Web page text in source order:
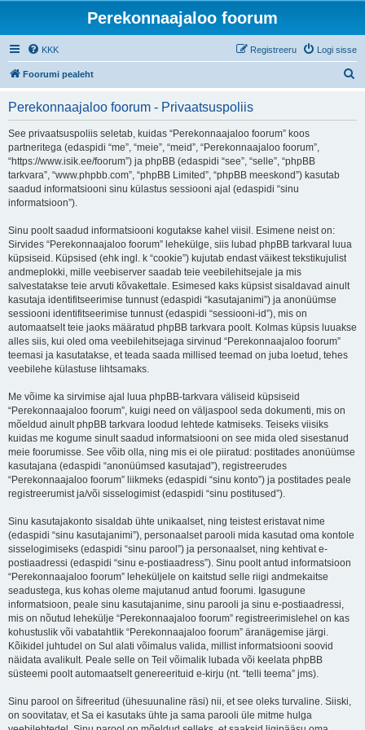
Perekonnaajaloo foorum
KKK Logi sisse
Registreeru
Foorumi pealeht
Perekonnaajaloo foorum - Privaatsuspoliis
See privaatsuspoliis seletab, kuidas “Perekonnaajaloo foorum” koos
partneritega (edaspidi “me”, “meie”, “meid”, “Perekonnaajaloo foorum”,
“https://www.isik.ee/foorum”) ja phpBB (edaspidi “see”, “selle”, “phpBB
tarkvara”, “www.phpbb.com”, “phpBB Limited”, “phpBB meeskond”) kasutab
saadud informatsiooni sinu külastus sessiooni ajal (edaspidi “sinu
informatsioon”).
Sinu poolt saadud informatsiooni kogutakse kahel viisil. Esimene neist on:
Sirvides “Perekonnaajaloo foorum” lehekülge, siis lubad phpBB tarkvaral luua
küpsiseid. Küpsised (ehk ingl. k “cookie”) kujutab endast väikest tekstikujulist
andmeplokki, mille veebiserver saadab teie veebilehitsejale ja mis
salvestatakse teie arvuti kõvakettale. Esimesed kaks küpsist sisaldavad ainult
kasutaja identifitseerimise tunnust (edaspidi “kasutajanimi”) ja anonüümse
sessiooni identifitseerimise tunnust (edaspidi “sessiooni-id”), mis on
automaatselt teie jaoks määratud phpBB tarkvara poolt. Kolmas küpsis luuakse
alles siis, kui oled oma veebilehitsejaga sirvinud “Perekonnaajaloo foorum”
teemasi ja kasutatakse, et teada saada millised teemad on juba loetud, tehes
veebilehe külastuse lihtsamaks.
Me võime ka sirvimise ajal luua phpBB-tarkvara väliseid küpsiseid
“Perekonnaajaloo foorum”, kuigi need on väljaspool seda dokumenti, mis on
mõeldud ainult phpBB tarkvara loodud lehtede katmiseks. Teiseks viisiks
kuidas me kogume sinult saadud informatsiooni on see mida oled sisestanud
meie foorumisse. See võib olla, ning mis ei ole piiratud: postitades anonüümse
kasutajana (edaspidi “anonüümsed kasutajad”), registreerudes
“Perekonnaajaloo foorum” liikmeks (edaspidi “sinu konto”) ja postitades peale
registreerumist ja/või sisselogimist (edaspidi “sinu postitused”).
Sinu kasutajakonto sisaldab ühte unikaalset, ning teistest eristavat nime
(edaspidi “sinu kasutajanimi”), personaalset parooli mida kasutad oma kontole
sisselogimiseks (edaspidi “sinu parool”) ja personaalset, ning kehtivat e-
postiaadressi (edaspidi “sinu e-postiaadress”). Sinu poolt antud informatsioon
“Perekonnaajaloo foorum” leheküljele on kaitstud selle riigi andmekaitse
seadustega, kus kohas oleme majutanud antud foorumi. Igasugune
informatsioon, peale sinu kasutajanime, sinu parooli ja sinu e-postiaadressi,
mis on nõutud lehekülje “Perekonnaajaloo foorum” registreerimislehel on kas
kohustuslik või vabatahtlik “Perekonnaajaloo foorum” äranägemise järgi.
Kõikidel juhtudel on Sul alati võimalus valida, millist informatsiooni soovid
näidata avalikult. Peale selle on Teil võimalik lubada või keelata phpBB
süsteemi poolt automaatselt genereerituid e-kirju (nt. “telli teema” jms).
Sinu parool on šifreeritud (ühesuunaline räsi) nii, et see oleks turvaline. Siiski,
on soovitatav, et Sa ei kasutaks ühte ja sama parooli üle mitme hulga